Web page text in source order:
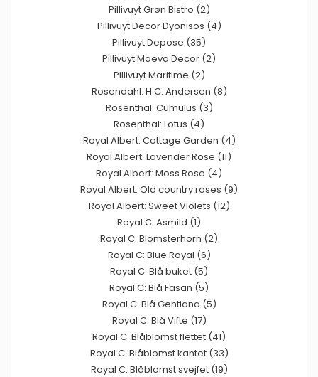
Pillivuyt Grøn Bistro (2)
Pillivuyt Decor Dyonisos (4)
Pillivuyt Depose (35)
Pillivuyt Maeva Decor (2)
Pillivuyt Maritime (2)
Rosendahl: H.C. Andersen (8)
Rosenthal: Cumulus (3)
Rosenthal: Lotus (4)
Royal Albert: Cottage Garden (4)
Royal Albert: Lavender Rose (11)
Royal Albert: Moss Rose (4)
Royal Albert: Old country roses (9)
Royal Albert: Sweet Violets (12)
Royal C: Asmild (1)
Royal C: Blomsterhorn (2)
Royal C: Blue Royal (6)
Royal C: Blå buket (5)
Royal C: Blå Fasan (5)
Royal C: Blå Gentiana (5)
Royal C: Blå Vifte (17)
Royal C: Blåblomst flettet (41)
Royal C: Blåblomst kantet (33)
Royal C: Blåblomst svejfet (19)